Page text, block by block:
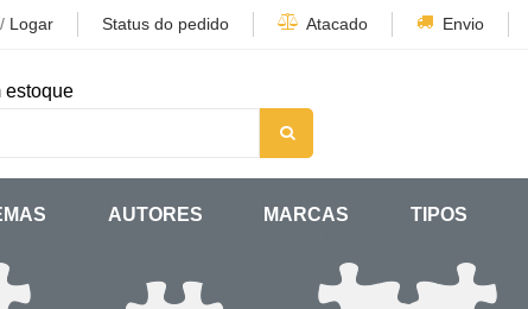
/ Logar Status do pedido Atacado Envio
estoque
AUTORES MARCAS TIPOS